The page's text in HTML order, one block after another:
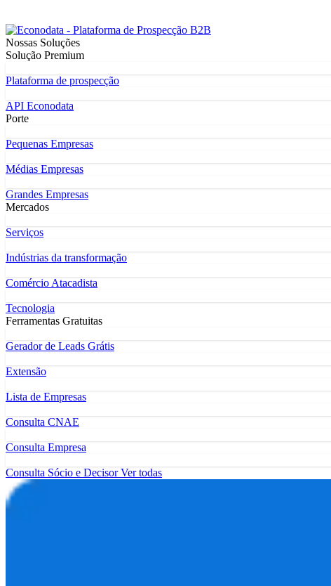
Nossas Soluções
Solução Premium
Plataforma de prospecção
API Econodata
Porte
Pequenas Empresas
Médias Empresas
Grandes Empresas
Mercados
Serviços
Indústrias da transformação
Comércio Atacadista
Tecnologia
Ferramentas Gratuitas
Gerador de Leads Grátis
Extensão
Lista de Empresas
Consulta CNAE
Consulta Empresa
Consulta Sócio e DecisorVer todas